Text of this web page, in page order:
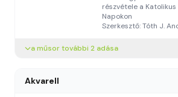
részvétele a
Napokon
Szerkesztő: Tóth J.
a műsor további 2 adása
Akvarell